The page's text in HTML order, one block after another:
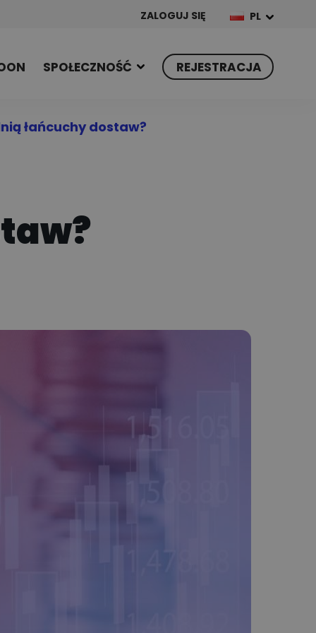
ZALOGUJ SIĘ PL
SPOŁECZNOŚĆ REJESTRACJA
łańcuchy dostaw?